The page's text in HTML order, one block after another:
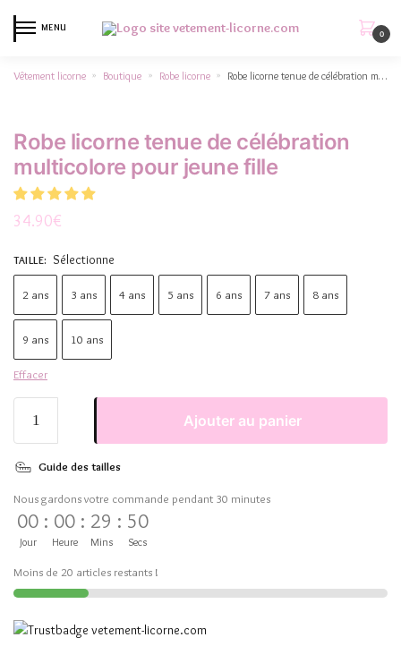
MENU
0
Vêtement licorne » Boutique » Robe licorne » Robe licorne tenue de célébration multicolore pour jeune fille
Robe licorne tenue de célébration
multicolore pour jeune fille
34.90€
TAILLE: Sélectionne
2 ans 3 ans 4 ans 5 ans 6 ans 7 ans 8 ans
9 ans 10 ans
Effacer
Ajouter au panier
Guide des tailles
Nous gardons votre commande pendant 30 minutes
00
Jour
: 00
Heure
: 29
Mins
: 50
Secs
Moins de 20 articles restants !